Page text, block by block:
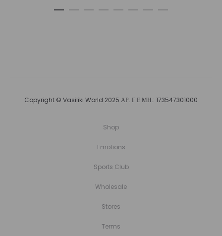
Copyright © Vasiliki World 2025 ΑΡ. Γ.Ε.ΜΗ.: 173547301000
Shop
Emotions
Sports Club
Wholesale
Stores
Terms